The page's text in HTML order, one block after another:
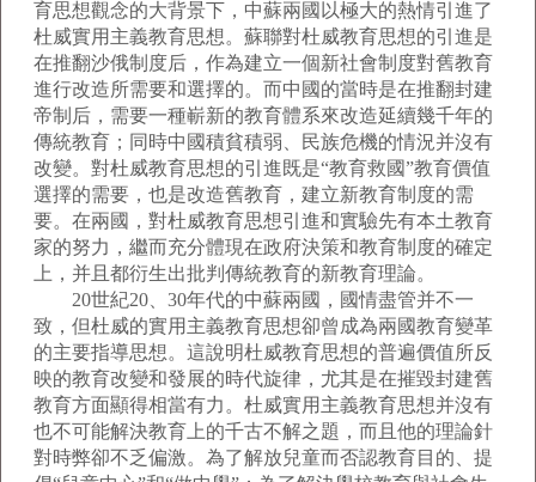
育思想觀念的大背景下，中蘇兩國以極大的熱情引進了
杜威實用主義教育思想。蘇聯對杜威教育思想的引進是
在推翻沙俄制度后，作為建立一個新社會制度對舊教育
進行改造所需要和選擇的。而中國的當時是在推翻封建
帝制后，需要一種嶄新的教育體系來改造延續幾千年的
傳統教育；同時中國積貧積弱、民族危機的情況并沒有
改變。對杜威教育思想的引進既是“教育救國”教育價值
選擇的需要，也是改造舊教育，建立新教育制度的需
要。在兩國，對杜威教育思想引進和實驗先有本土教育
家的努力，繼而充分體現在政府決策和教育制度的確定
上，并且都衍生出批判傳統教育的新教育理論。
20世紀20、30年代的中蘇兩國，國情盡管并不一
致，但杜威的實用主義教育思想卻曾成為兩國教育變革
的主要指導思想。這說明杜威教育思想的普遍價值所反
映的教育改變和發展的時代旋律，尤其是在摧毀封建舊
教育方面顯得相當有力。杜威實用主義教育思想并沒有
也不可能解決教育上的千古不解之題，而且他的理論針
對時弊卻不乏偏激。為了解放兒童而否認教育目的、提